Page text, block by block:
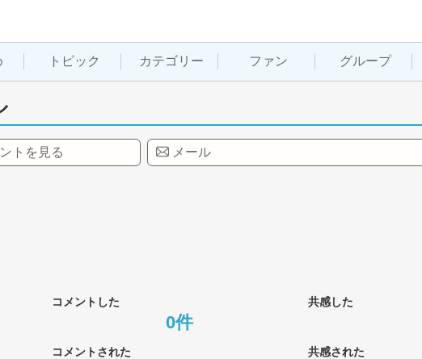
トピック カテゴリー ファン グループ
トを見る メール
コメントした 共感した
0件
コメントされた 共感された